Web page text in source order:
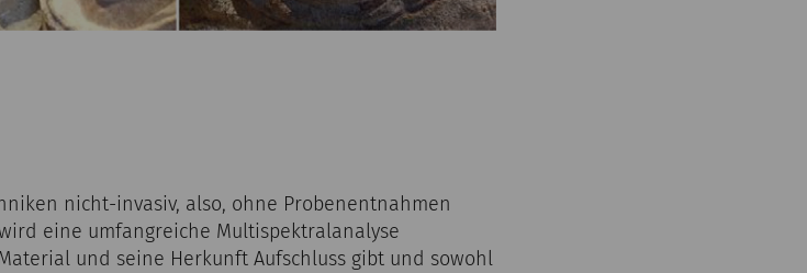
nicht-invasiv, also, ohne Probenentnahmen
eine umfangreiche Multispektralanalyse
und seine Herkunft Aufschluss gibt und sowohl